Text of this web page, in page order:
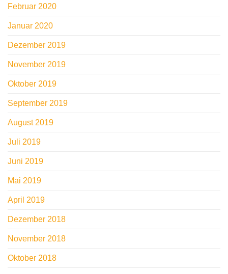
Februar 2020
Januar 2020
Dezember 2019
November 2019
Oktober 2019
September 2019
August 2019
Juli 2019
Juni 2019
Mai 2019
April 2019
Dezember 2018
November 2018
Oktober 2018